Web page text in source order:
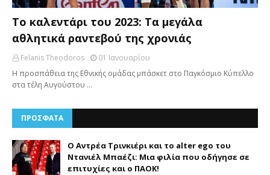
Το καλεντάρι του 2023: Τα μεγάλα
αθλητικά ραντεβού της χρονιάς
Felanis Theodoros
01 Ιανουαρίου
Η προσπάθεια της Εθνικής ομάδας μπάσκετ στο Παγκόσμιο Κύπελλο
στα τέλη Αυγούστου …
ΠΡΟΣΦΑΤΑ
Ο Αντρέα Τρινκιέρι και το alter ego του
Ντανιέλ Μπαέζι: Μια φιλία που οδήγησε σε
επιτυχίες και ο ΠΑΟΚ!